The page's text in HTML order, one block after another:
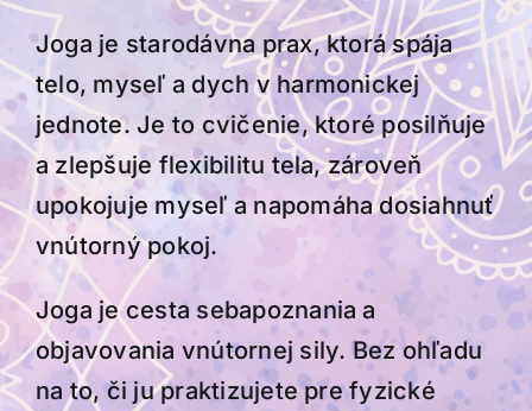
Joga je starodávna prax, ktorá spája
telo, myseľ a dych v harmonickej
jednote. Je to cvičenie, ktoré posilňuje
a zlepšuje flexibilitu tela, zároveň
upokojuje myseľ a napomáha dosiahnuť
vnútorný pokoj.
Joga je cesta sebapoznania a
objavovania vnútornej sily. Bez ohľadu
na to, či ju praktizujete pre fyzické